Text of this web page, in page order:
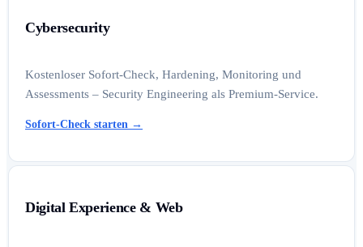
Cybersecurity
Kostenloser Sofort-Check, Hardening, Monitoring und
Assessments – Security Engineering als Premium-Service.
Sofort-Check starten →
Digital Experience & Web